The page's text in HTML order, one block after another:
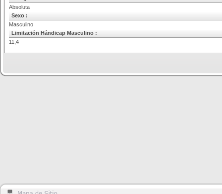
Absoluta
Sexo :
Masculino
Limitación Hándicap Masculino :
11,4